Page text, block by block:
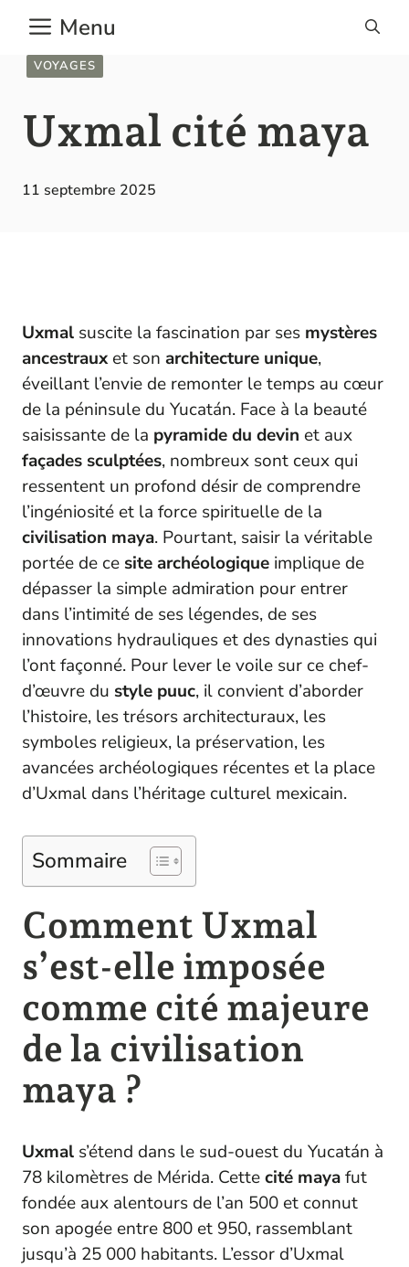
contenu
Menu
VOYAGES
Uxmal cité maya
11 septembre 2025
Uxmal suscite la fascination par ses mystères
ancestrauxet son architecture unique,
éveillant l’envie de remonter le temps au cœur
de la péninsule du Yucatán. Face à la beauté
saisissante de la pyramide du devin et aux
façades sculptées, nombreux sont ceux qui
ressentent un profond désir de comprendre
l’ingéniosité et la force spirituelle de la
civilisation maya. Pourtant, saisir la véritable
portée de ce site archéologique implique de
dépasser la simple admiration pour entrer
dans l’intimité de ses légendes, de ses
innovations hydrauliques et des dynasties qui
l’ont façonné. Pour lever le voile sur ce chef-
d’œuvre du style puuc, il convient d’aborder
l’histoire, les trésors architecturaux, les
symboles religieux, la préservation, les
avancées archéologiques récentes et la place
d’Uxmal dans l’héritage culturel mexicain.
Sommaire
Comment Uxmal
s’est-elle imposée
comme cité majeure
de la civilisation
maya ?
Uxmal s’étend dans le sud-ouest du Yucatán à
78 kilomètres de Mérida. Cettecité mayafut
fondée aux alentours de l’an 500 et connut
son apogée entre 800 et 950, rassemblant
jusqu’à 25 000 habitants. L’essor d’Uxmal